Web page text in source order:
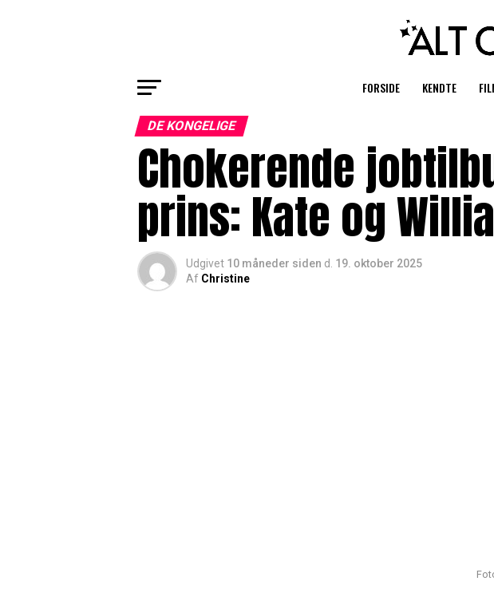
FORSIDE KENDTE
DE KONGELIGE
Chokerende
prins: Kate og
Udgivet 10 måneder siden d. 19. oktober 2025
Af Christine